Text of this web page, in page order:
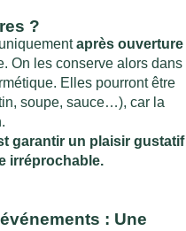
?
après ouverture
On les conserve alors dans
Elles pourront être
soupe, sauce…), car la
garantir un plaisir gustatif
irréprochable.
: Une